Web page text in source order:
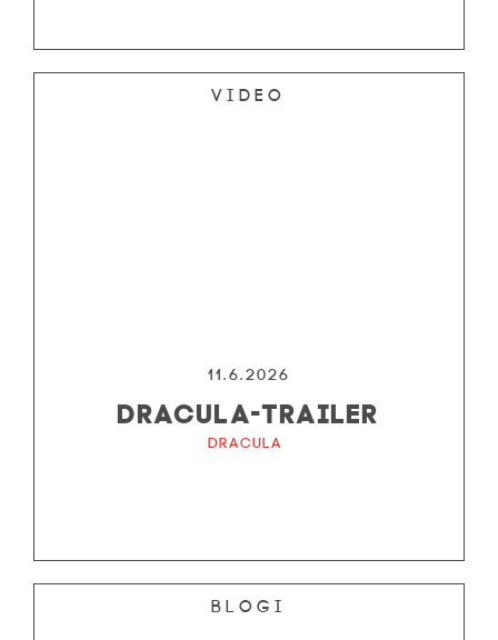
Video
11.6.2026
DRACULA-TRAILER
Dracula
Blogi